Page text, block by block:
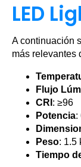
LED
A continuación
más relevantes
Flujo
CRI : ≥96
Potencia:
Peso: 1.5
Tiempo